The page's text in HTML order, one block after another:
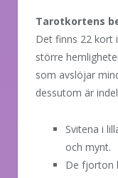
Tarotkortens
Det finns 22 kort
större
som avslöjar
dessutom är
Svitena i
och mynt.
De fjorton